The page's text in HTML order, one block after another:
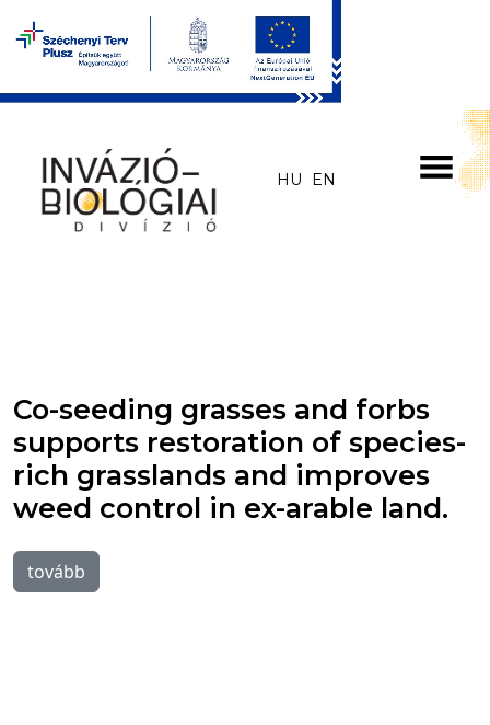
Skip to main content
HU EN
Co-seeding grasses and forbs
supports restoration of species-
rich grasslands and improves
weed control in ex-arable land.
tovább